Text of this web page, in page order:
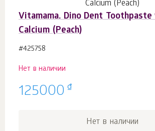
Vitamama. Dino Dent
Calcium (Peach)
#425758
Нет в наличии
125000 ₫
Нет в наличии